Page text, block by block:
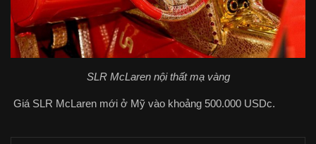
SLR McLaren nội thất mạ vàng
Giá SLR McLaren mới ở Mỹ vào khoảng 500.000 USDc.